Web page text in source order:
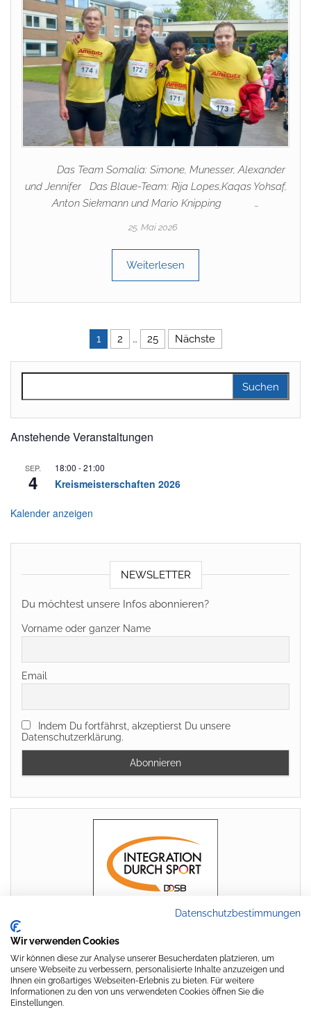
Das Team Somalia: Simone, Munesser, Alexander
und Jennifer Das Blaue-Team: Rija Lopes,Kaqas Yohsaf,
Anton Siekmann und Mario Knipping …
25. Mai 2026
Weiterlesen
Seitennummerierung der
1 2 … 25 Nächste
Anstehende Veranstaltungen
SEP.
4
18:00 -21:00
Kreismeisterschaften 2026
Kalender anzeigen
NEWSLETTER
Du möchtest unsere Infos abonnieren?
Vorname oder ganzer Name
Email
Indem Du fortfährst, akzeptierst Du unsere
Datenschutzerklärung.
Datenschutzbestimmungen
Wir verwenden Cookies
Wir können diese zur Analyse unserer Besucherdaten platzieren, um
unsere Webseite zu verbessern, personalisierte Inhalte anzuzeigen und
Ihnen ein großartiges Webseiten-Erlebnis zu bieten. Für weitere
Informationen zu den von uns verwendeten Cookies öffnen Sie die
Einstellungen.